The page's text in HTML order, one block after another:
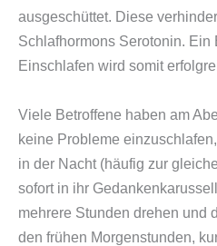
ausgeschüttet. Diese
Schlafhormons Serotonin.
Einschlafen wird somit
Viele Betroffene haben am
keine Probleme
in der Nacht (häufig zur
sofort in ihr
mehrere Stunden drehen und
den frühen Morgenstunden,